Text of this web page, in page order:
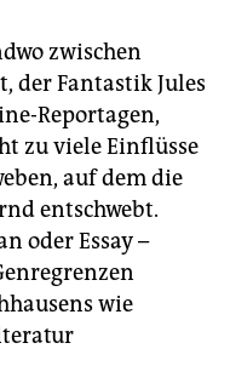
zwischen
der Fantastik Jules
Reportagen,
zu viele Einflüsse
auf dem die
entschwebt.
oder Essay –
wie